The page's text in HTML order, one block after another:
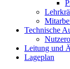
Technische
Leitung und
Lageplan